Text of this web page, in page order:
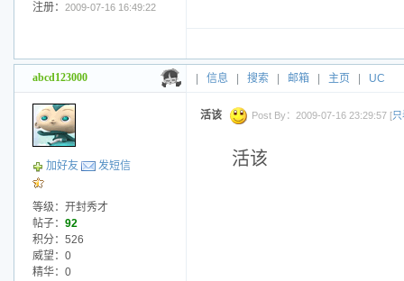
注册： 2009-07-16 16:49:22
abcd123000 信息 搜索 邮箱 主页 UC
加好友 发短信
等级：开封秀才
帖子： 92
积分：526
威望：0
精华：0
活该 Post By：2009-07-16 23:29:57 [
活该